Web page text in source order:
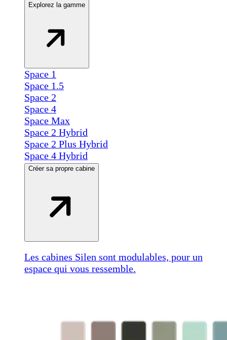
Explorez la gamme
Space 1
Space 1.5
Space 2
Space 4
Space Max
Space 2 Hybrid
Space 2 Plus Hybrid
Space 4 Hybrid
Créer sa propre cabine
Les cabines Silen sont modulables, pour un
espace qui vous ressemble.